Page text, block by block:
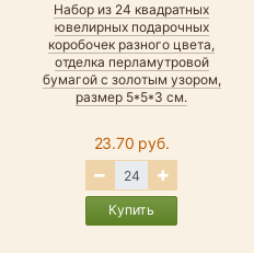
Набор из 24 квадратных
ювелирных подарочных
коробочек разного цвета,
отделка перламутровой
бумагой с золотым узором,
размер 5*5*3 см.
23.70 руб.
Купить